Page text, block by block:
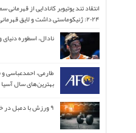
انتقاد تند یوتیوبر کانادایی از
۲۰۲۴: ژنیکوماستی داشت و لایق قهرمانی نبود
نادال، اسطوره
طارمی، احمدعباسی
بهترین‌های سال آسیا
۹ ورزش با دمبل در خانه برای بانوان